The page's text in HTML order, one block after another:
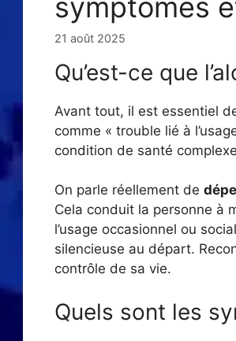
21 août 2025
Qu’est-ce que
Avant tout, il est essentiel
comme « trouble lié à
condition de santé
On parle réellement de
Cela conduit la personne à
l’usage occasionnel ou
silencieuse au départ.
contrôle de sa vie.
Quels sont les